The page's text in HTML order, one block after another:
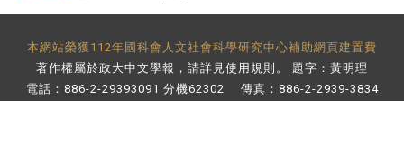
本網站榮獲112年國科會人文社會科學研究中心補助網頁建置費
著作權屬於政大中文學報，請詳見使用規則 。 題字：黃明理
電話：886-2-29393091 分機62302 傳真：886-2-2939-3834